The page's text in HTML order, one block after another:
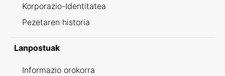
Korporazio-Identitatea
Pezetaren historia
Lanpostuak
Informazio orokorra